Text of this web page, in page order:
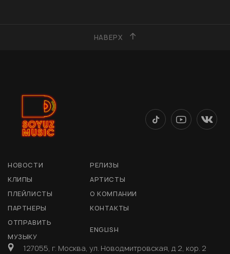
НАВЕРХ
НОВОСТИ
РЕЛИЗЫ
КЛИПЫ
АРТИСТЫ
ПЛЕЙЛИСТЫ
О КОМПАНИИ
ПАРТНЕРЫ
КОНТАКТЫ
ОТПРАВИТЬ
МУЗЫКУ
ENGLISH
127055, г. Москва, ул. Новодмитровская, д 2, кор. 2